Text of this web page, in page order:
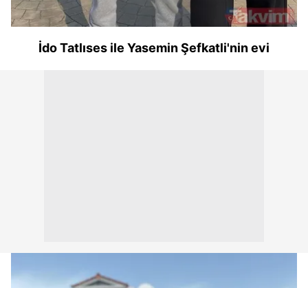
İdo Tatlıses ile Yasemin Şefkatli'nin evi